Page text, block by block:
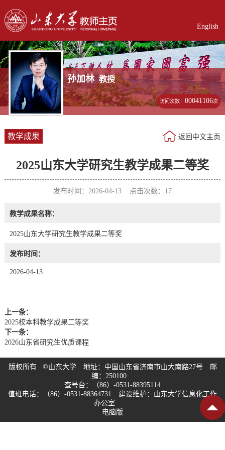
English
孙加林 教授
访问次数：00041106次
教学成果 返回中文主页
2025山东大学研究生教学成果二等奖
发布时间：2026-04-13 点击次数： 17
教学成果名称：
2025山东大学研究生教学成果二等奖
发布时间：
2026-04-13
上一条：
2025校本科教学成果二等奖
下一条：
2026山东省研究生优质课程
版权所有 ©山东大学 地址：中国山东省济南市山大南路27号 邮
编：250100
查号台：（86）-0531-88395114
值班电话：（86）-0531-88364731 建设维护：山东大学信息化工作
办公室
电脑版